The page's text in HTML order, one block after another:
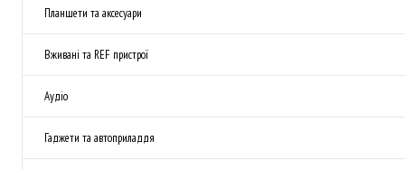
Планшети та аксесуари
Вживані та REF пристрої
Аудіо
Гаджети та автоприладдя